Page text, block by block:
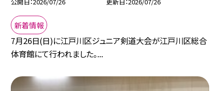
公開日 2026/07/26 更新日 2026/07/26
新着情報
7月26日(日)に江戸川区ジュニア剣道大会が江戸川区総合
体育館にて行われました。...